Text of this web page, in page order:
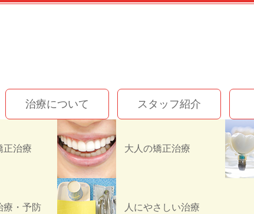
ニック
治療について
正治療 大人の矯正治療
療・予防 人にやさしい治療
スタッフ紹介
A736-47C8-